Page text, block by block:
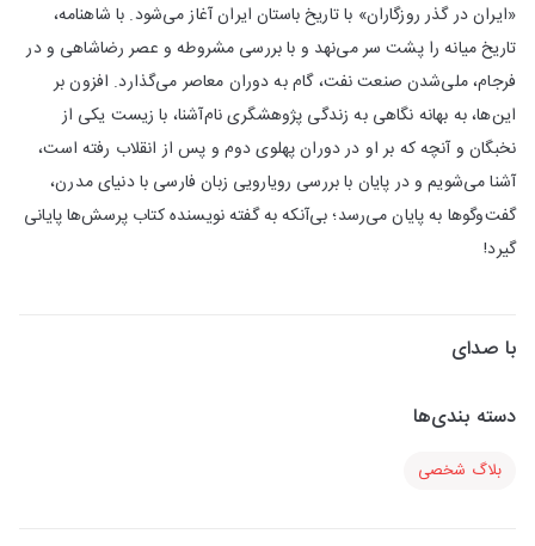
«ایران در گذر روزگاران» با تاریخ باستان ایران آغاز می‌شود. با شاهنامه،
تاریخ میانه را پشت سر می‌نهد و با بررسی مشروطه و عصر رضاشاهی و در
فرجام، ملی‌شدن صنعت نفت، گام به دوران معاصر می‌گذارد. افزون بر
این‌ها، به بهانه‌ نگاهی به زندگی‌ پژوهشگری نام‌آشنا، با زیست یکی از
نخبگان و آنچه که بر او در دوران پهلوی دوم و پس از انقلاب رفته است،
آشنا می‌شویم و در پایان با بررسی رویارویی زبان فارسی با دنیای مدرن،
گفت‌وگوها به پایان می‌رسد؛ بی‌آنکه به گفته‌ نویسنده‌ کتاب پرسش‌ها پایانی
گیرد!
با صدای
دسته بندی‌ها
بلاگ شخصی